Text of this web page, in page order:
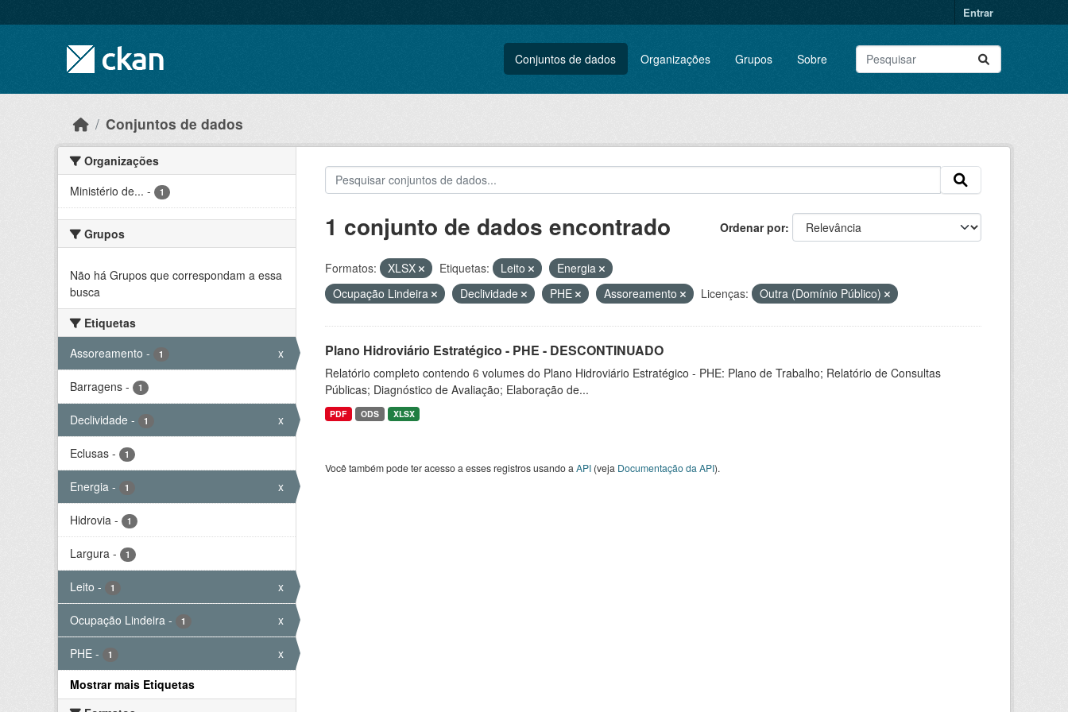
Entrar
Conjuntos de dados Organizações Grupos Sobre
Conjuntos de dados
Organizações
Ministério de... - 1
Grupos
Não há Grupos que correspondam a essa
busca
Etiquetas
Assoreamento - 1 x
Barragens - 1
Declividade - 1 x
Eclusas - 1
Energia - 1 x
Hidrovia - 1
Largura - 1
Leito - 1 x
Ocupação Lindeira - 1 x
PHE - 1
x
Mostrar mais Etiquetas
Ordenar por
1 conjunto de dados encontrado
Formatos: XLSX Etiquetas: Leito
Energia
Ocupação Lindeira
Declividade PHE Assoreamento Licenças: Outra (Domínio Público)
Plano Hidroviário Estratégico - PHE - DESCONTINUADO
Relatório completo contendo 6 volumes do Plano Hidroviário Estratégico - PHE: Plano de Trabalho; Relatório de Consultas
Públicas; Diagnóstico de Avaliação; Elaboração de...
PDF ODS XLSX
Você também pode ter acesso a esses registros usando a API(veja Documentação da API).